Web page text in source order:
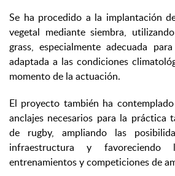
Se ha procedido a la implantación
vegetal mediante siembra,
grass, especialmente adecuada
adaptada a las condiciones
momento de la actuación.
El proyecto también ha
anclajes necesarios para la
de rugby, ampliando las
infraestructura y favoreciendo
entrenamientos y competiciones de